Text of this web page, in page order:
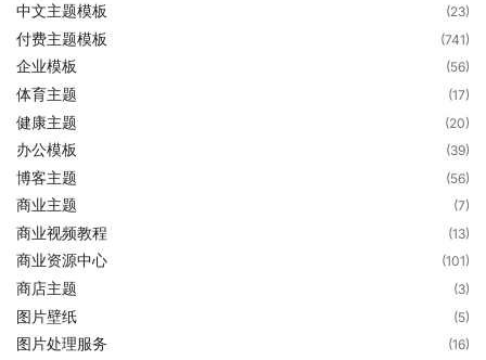
中文主题模板 (23)
付费主题模板 (741)
企业模板 (56)
体育主题 (17)
健康主题 (20)
办公模板 (39)
博客主题 (56)
商业主题 (7)
商业视频教程 (13)
商业资源中心 (101)
商店主题 (3)
图片壁纸 (5)
图片处理服务 (16)